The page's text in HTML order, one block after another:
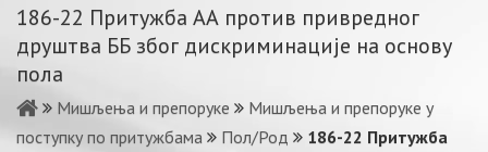
186-22 Притужба АА против привредног
друштва ББ због дискриминације на основу
пола
Мишљења и препоруке
Мишљења и препоруке у
поступку по притужбама
Пол/Род
186-22 Притужба